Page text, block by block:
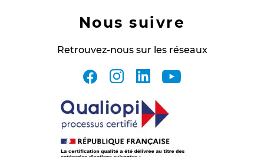
Nous suivre
Retrouvez-nous sur les réseaux
facebook instagram linkedin youtube